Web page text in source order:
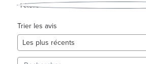
1étoile
Trier les avis